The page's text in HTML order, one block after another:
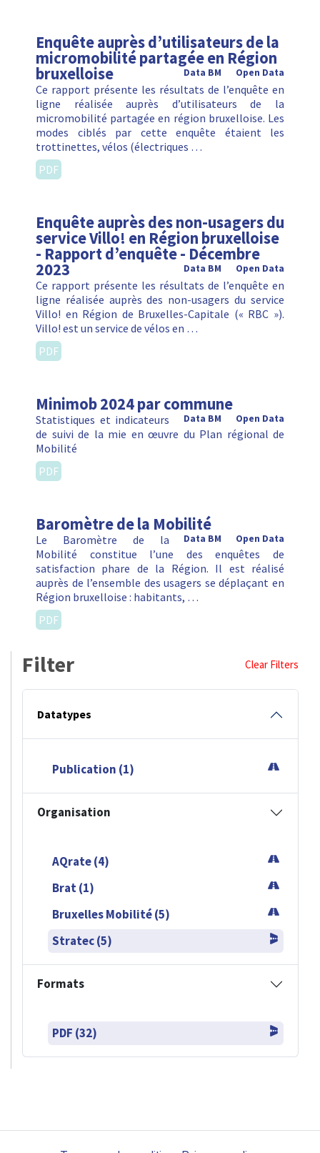
Enquête auprès d’utilisateurs de la
micromobilité partagée en Région
bruxelloise Open Data
Data BM
Ce rapport présente les résultats de l’enquête en
ligne réalisée auprès d’utilisateurs de la
micromobilité partagée en région bruxelloise. Les
modes ciblés par cette enquête étaient les
trottinettes, vélos (électriques …
PDF
Enquête auprès des non-usagers du
service Villo! en Région bruxelloise
- Rapport d’enquête - Décembre
2023 Open Data
Data BM
Ce rapport présente les résultats de l’enquête en
ligne réalisée auprès des non-usagers du service
Villo! en Région de Bruxelles-Capitale (« RBC »).
Villo! est un service de vélos en …
PDF
Minimob 2024 par commune
Open Data
Data BM
Statistiques et indicateurs
de suivi de la mie en œuvre du Plan régional de
Mobilité
PDF
Baromètre de la Mobilité
Open Data
Data BM
Le Baromètre de la
Mobilité constitue l’une des enquêtes de
satisfaction phare de la Région. Il est réalisé
auprès de l’ensemble des usagers se déplaçant en
Région bruxelloise : habitants, …
PDF
Filter Clear Filters
Datatypes
Publication (1)
Organisation
AQrate (4)
Brat (1)
Bruxelles Mobilité (5)
Stratec (5)
Formats
PDF (32)